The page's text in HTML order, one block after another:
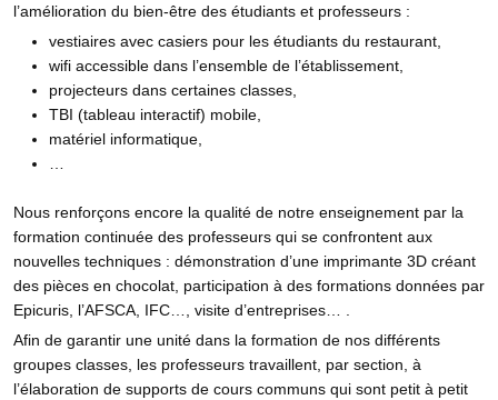
l’amélioration du bien-être des étudiants et professeurs :
vestiaires avec casiers pour les étudiants du restaurant,
wifi accessible dans l’ensemble de l’établissement,
projecteurs dans certaines classes,
TBI (tableau interactif) mobile,
matériel informatique,
…
Nous renforçons encore la qualité de notre enseignement par la
formation continuée des professeurs qui se confrontent aux
nouvelles techniques : démonstration d’une imprimante 3D créant
des pièces en chocolat, participation à des formations données par
Epicuris, l’AFSCA, IFC…, visite d’entreprises… .
Afin de garantir une unité dans la formation de nos différents
groupes classes, les professeurs travaillent, par section, à
l’élaboration de supports de cours communs qui sont petit à petit